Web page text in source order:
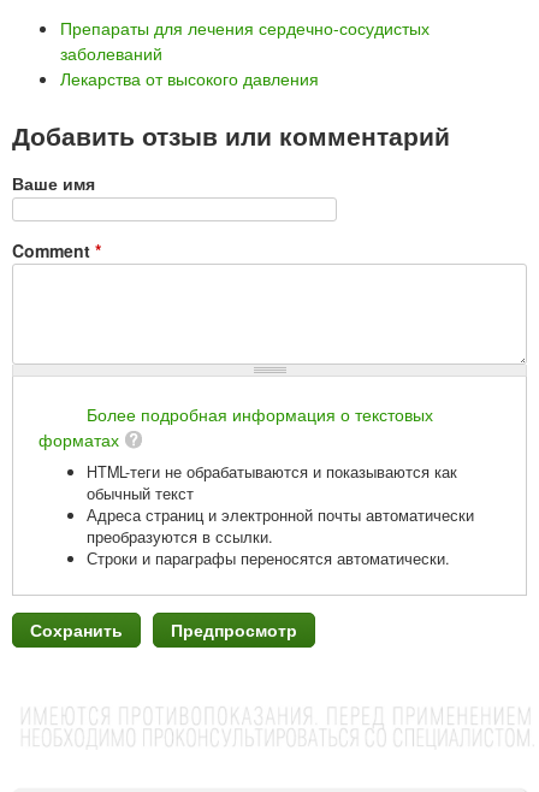
Препараты для лечения сердечно-сосудистых
заболеваний
Лекарства от высокого давления
Добавить отзыв или комментарий
Ваше имя
Comment *
Более подробная информация о текстовых
форматах
HTML-теги не обрабатываются и показываются как
обычный текст
Адреса страниц и электронной почты автоматически
преобразуются в ссылки.
Строки и параграфы переносятся автоматически.